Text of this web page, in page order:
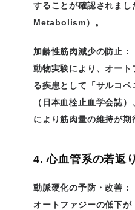
することが確認されま
Metabolism）。
加齢性筋肉減少の防止：
動物実験により、オー
る疾患として「サルコペ
（日本血栓止血学会誌
により筋肉量の維持が期
4. 心血管系の若返り
動脈硬化の予防・改善：
オートファジーの低下